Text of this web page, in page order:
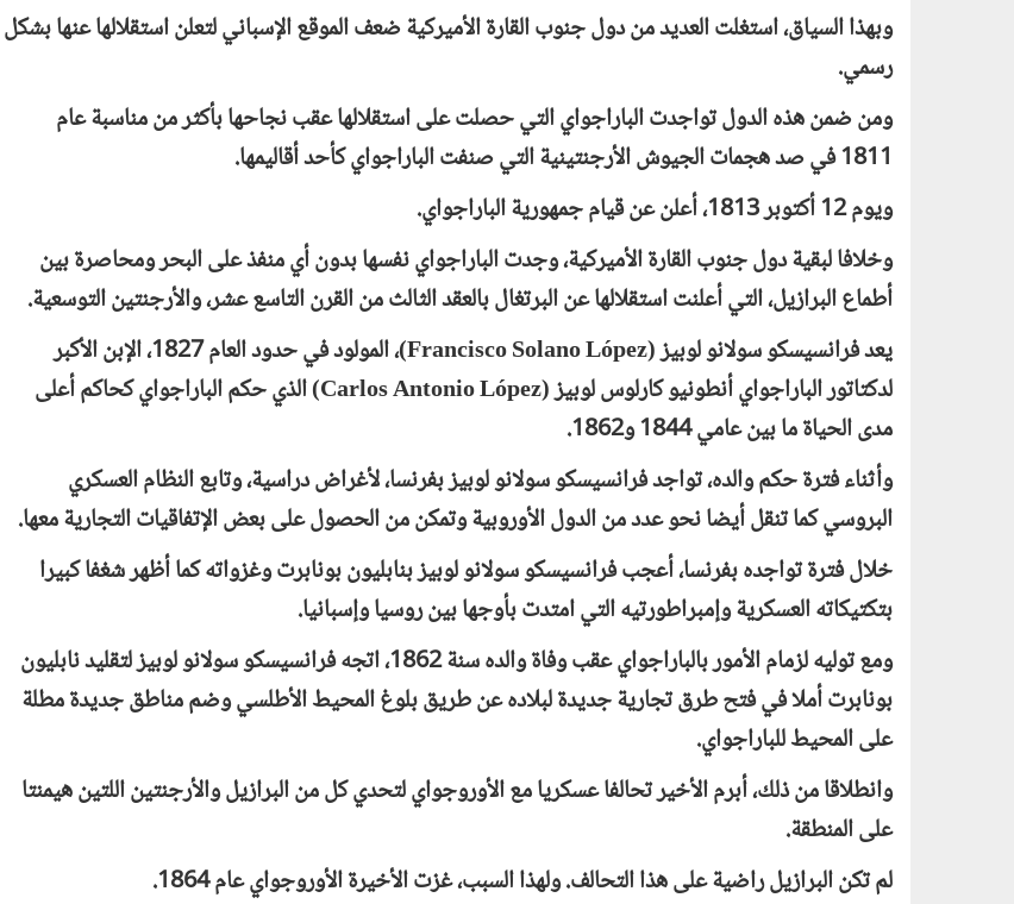
وبهذا السياق، استغلت العديد من دول جنوب القارة الأميركية ضعف الموقع الإسباني لتعلن استقلالها عنها بشكل
رسمي.
ومن ضمن هذه الدول تواجدت الباراجواي التي حصلت على استقلالها عقب نجاحها بأكثر من مناسبة عام
1811 في صد هجمات الجيوش الأرجنتينية التي صنفت الباراجواي كأحد أقاليمها.
ويوم 12 أكتوبر 1813، أعلن عن قيام جمهورية الباراجواي.
وخلافا لبقية دول جنوب القارة الأميركية، وجدت الباراجواي نفسها بدون أي منفذ على البحر ومحاصرة بين
أطماع البرازيل، التي أعلنت استقلالها عن البرتغال بالعقد الثالث من القرن التاسع عشر، والأرجنتين التوسعية.
يعد فرانسيسكو سولانو لوبيز (Francisco Solano López
)، المولود في حدود العام 1827، الإبن الأكبر
لدكتاتور الباراجواي أنطونيو كارلوس لوبيز (Carlos Antonio López) الذي حكم الباراجواي كحاكم أعلى
مدى الحياة ما بين عامي 1844 و1862.
وأثناء فترة حكم والده، تواجد فرانسيسكو سولانو لوبيز بفرنسا، لأغراض دراسية، وتابع النظام العسكري
البروسي كما تنقل أيضا نحو عدد من الدول الأوروبية وتمكن من الحصول على بعض الإتفاقيات التجارية معها.
خلال فترة تواجده بفرنسا، أعجب فرانسيسكو سولانو لوبيز بنابليون بونابرت وغزواته كما أظهر شغفا كبيرا
بتكتيكاته العسكرية وإمبراطورتيه التي امتدت بأوجها بين روسيا وإسبانيا.
ومع توليه لزمام الأمور بالباراجواي عقب وفاة والده سنة 1862، اتجه فرانسيسكو سولانو لوبيز لتقليد نابليون
بونابرت أملا في فتح طرق تجارية جديدة لبلاده عن طريق بلوغ المحيط الأطلسي وضم مناطق جديدة مطلة
على المحيط للباراجواي.
وانطلاقا من ذلك، أبرم الأخير تحالفا عسكريا مع الأوروجواي لتحدي كل من البرازيل والأرجنتين اللتين هيمنتا
على المنطقة.
لم تكن البرازيل راضية على هذا التحالف. ولهذا السبب، غزت الأخيرة الأوروجواي عام 1864.